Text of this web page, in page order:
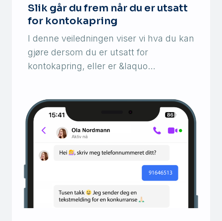
Slik går du frem når du er utsatt
for kontokapring
I denne veiledningen viser vi hva du kan
gjøre dersom du er utsatt for
kontokapring, eller er &laquo…